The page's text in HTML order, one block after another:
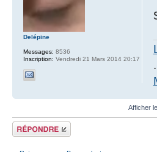
.
Delépine
Messages: 8536
Inscription: Vendredi 21 Mars 2014 20:17
Afficher
Répondre